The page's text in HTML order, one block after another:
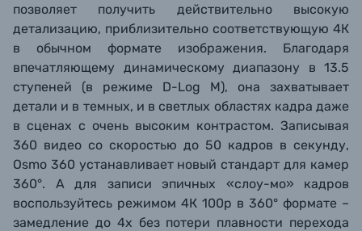
позволяет получить действительно высокую
детализацию, приблизительно соответствующую 4К
в обычном формате изображения. Благодаря
впечатляющему динамическому диапазону в 13.5
ступеней (в режиме D-Log M), она захватывает
детали и в темных, и в светлых областях кадра даже
в сценах с очень высоким контрастом. Записывая
360 видео со скоростью до 50 кадров в секунду,
Osmo 360 устанавливает новый стандарт для камер
360°. А для записи эпичных «слоу-мо» кадров
воспользуйтесь режимом 4К 100р в 360° формате –
замедление до 4х без потери плавности перехода